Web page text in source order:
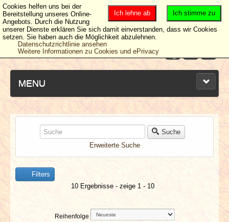
MENU
NEUESTE ARTIKEL
NEWS & DATES
BERICHTE
Suche
Erweiterte Suche
Filters
10 Ergebnisse - zeige 1 - 10
Reihenfolge
Ich stimme zu
Ich lehne ab
Cookies helfen uns bei der
Bereitstellung unseres Online-
Angebots. Durch die Nutzung
unserer Dienste erklären Sie sich damit einverstanden, dass wir Cookies
setzen. Sie haben auch die Möglichkeit abzulehnen.
Datenschutzrichtlinie ansehen
Weitere Informationen zu Cookies und ePrivacy